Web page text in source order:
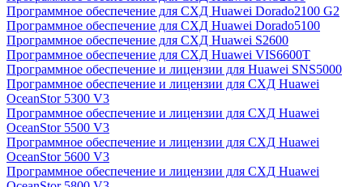
Программное обеспечение для СХД Huawei Dorado2100 G2
Программное обеспечение для СХД Huawei Dorado5100
Программное обеспечение для СХД Huawei S2600
Программное обеспечение для СХД Huawei VIS6600T
Программное обеспечение и лицензии для Huawei SNS5000
Программное обеспечение и лицензии для СХД Huawei
OceanStor 5300 V3
Программное обеспечение и лицензии для СХД Huawei
OceanStor 5500 V3
Программное обеспечение и лицензии для СХД Huawei
OceanStor 5600 V3
Программное обеспечение и лицензии для СХД Huawei